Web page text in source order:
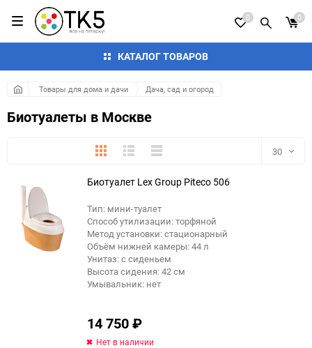
КАТАЛОГ ТОВАРОВ
0 0
Товары для дома и дачи Дача, сад и огород
Биотуалеты в Москве
ПлиткаПодробноКомпактно 30
Биотуалет Lex Group Piteco 506
Тип: мини-туалет
Способ утилизации: торфяной
Метод установки: стационарный
Объём нижней камеры: 44 л
Унитаз: с сиденьем
Высота сидения: 42 см
Умывальник: нет
14 750₽
Нет в наличии